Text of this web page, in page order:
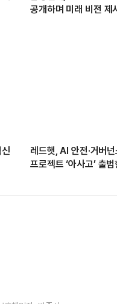
공개하며 미래 비전 제시
레드햇, AI 안전·거버
프로젝트 ‘아사고’ 출